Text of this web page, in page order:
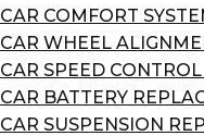
CAR COMFORT
CAR WHEEL
CAR SPEED
CAR BATTERY
CAR SUSPENSION